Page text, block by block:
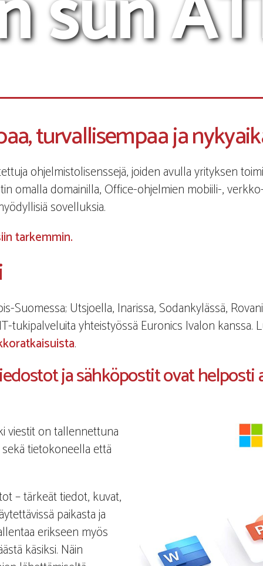
turvallisempaa ja
ohjelmistolisenssejä, joiden avulla yrityksen
omalla domainilla, Office-ohjelmien mobiili-,
sovelluksia.
tarkemmin.
Suomessa; Utsjoella, Inarissa, Sodankylässä,
tukipalveluita yhteistyössä Euronics Ivalon kanssa.
.
ja sähköpostit ovat helposti
viestit on tallennettuna
tietokoneella että
– tärkeät tiedot, kuvat,
paikasta ja
erikseen myös
käsiksi. Näin